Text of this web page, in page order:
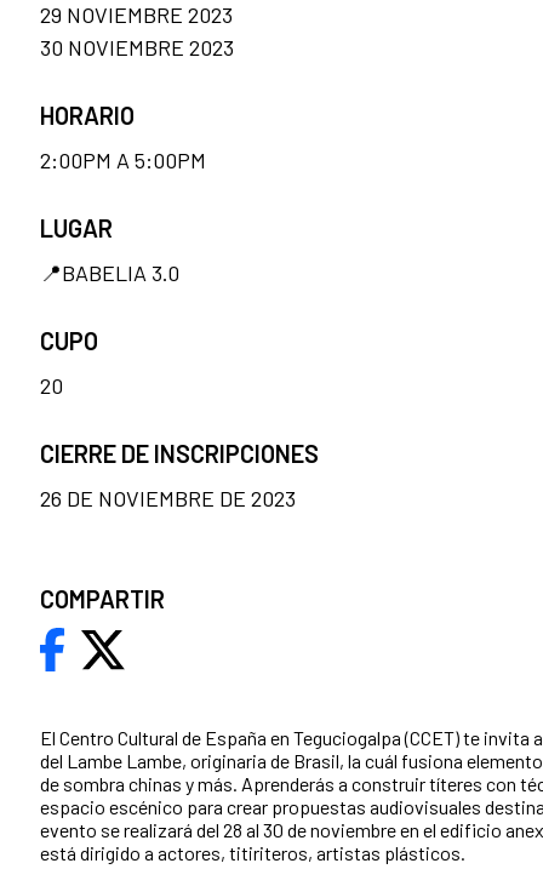
El Centro Cultural de España en Teguciogalpa (CCET) te
del Lambe Lambe, originaria de Brasil, la cuál fusiona
de sombra chinas y más. Aprenderás a construir títeres con
espacio escénico para crear propuestas audiovisuales
evento se realizará del 28 al 30 de noviembre en el edificio
está dirigido a actores, titiriteros, artistas plásticos.
29 NOVIEMBRE 2023
30 NOVIEMBRE 2023
HORARIO
2:00PM A 5:00PM
LUGAR
📍BABELIA 3.0
CUPO
20
CIERRE DE INSCRIPCIONES
26 DE NOVIEMBRE DE 2023
COMPARTIR